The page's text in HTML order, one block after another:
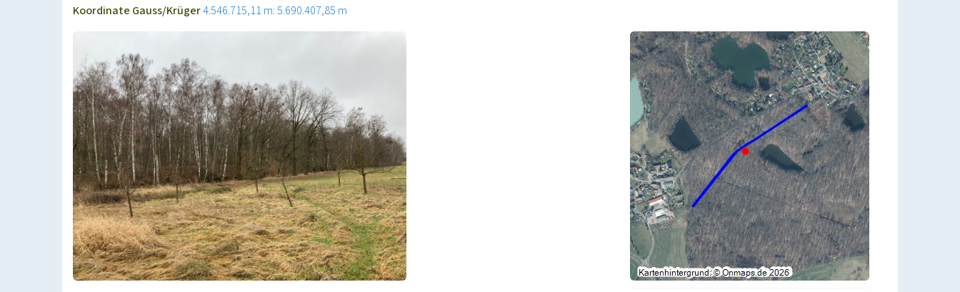
Koordinate Gauss/Krüger4.546.715,11 m: 5.690.407,85 m